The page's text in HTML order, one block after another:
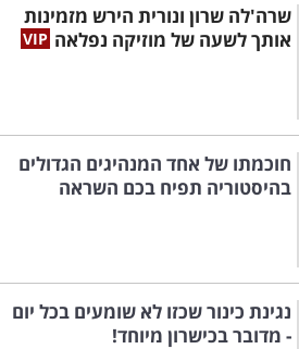
שרה'לה שרון ונורית הירש מזמינות
אותך לשעה של מוזיקה נפלאה
חוכמתו של אחד המנהיגים הגדולים
בהיסטוריה תפיח בכם השראה
נגינת כינור שכזו לא שומעים בכל יום
- מדובר בכישרון מיוחד!